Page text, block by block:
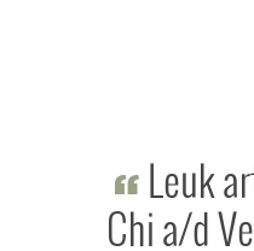
Leuk
Chi a/d